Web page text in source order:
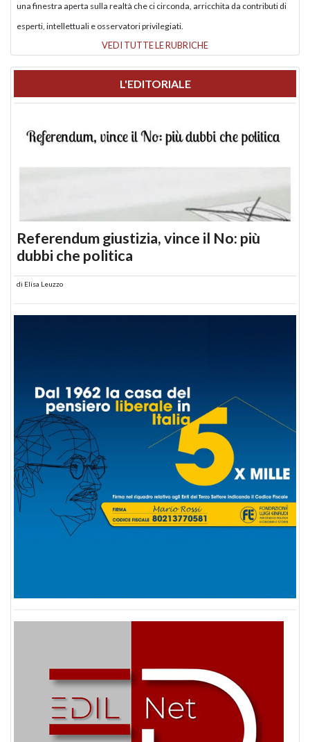
una finestra aperta sulla realtà che ci circonda, arricchita da contributi di
esperti, intellettuali e osservatori privilegiati.
VEDI TUTTE LE RUBRICHE
L'EDITORIALE
Referendum giustizia, vince il No: più
dubbi che politica
di Elisa Leuzzo